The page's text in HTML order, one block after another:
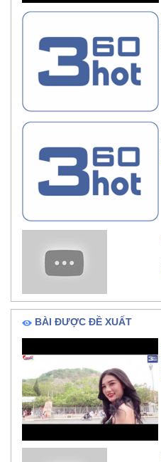
BÀI ĐƯỢC ĐỀ XUẤT